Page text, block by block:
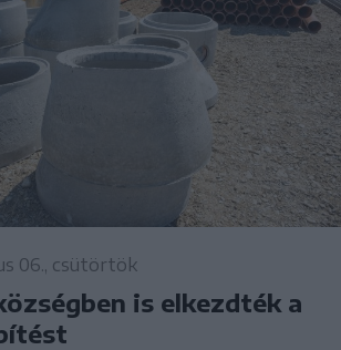
06., csütörtök
is elkezdték a